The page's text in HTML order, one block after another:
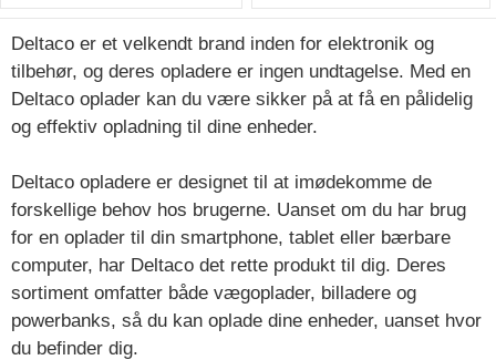
Deltaco er et velkendt brand inden for elektronik og
tilbehør, og deres opladere er ingen undtagelse. Med en
Deltaco oplader kan du være sikker på at få en pålidelig
og effektiv opladning til dine enheder.
Deltaco opladere er designet til at imødekomme de
forskellige behov hos brugerne. Uanset om du har brug
for en oplader til din smartphone, tablet eller bærbare
computer, har Deltaco det rette produkt til dig. Deres
sortiment omfatter både vægoplader, billadere og
powerbanks, så du kan oplade dine enheder, uanset hvor
du befinder dig.